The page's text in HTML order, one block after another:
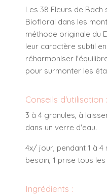
Les 38 Fleurs de
Biofloral dans les
méthode originale du
leur caractère subtil
réharmoniser
pour surmonter les
Conseils d'utilisation :
3 à 4 granules, à
dans un verre d'eau.
4x/ jour, pendant 1 à 4
besoin, 1 prise tous
Ingrédients :